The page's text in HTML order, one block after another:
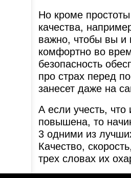
Но кроме
качества,
важно, чтобы вы и
комфортно во
безопасность
про страх перед
занесет даже на
А если учесть, что
повышена, то
3 одними из
Качество,
трех словах их